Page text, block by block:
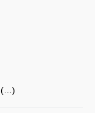
Omar Khayyâm (غياث الدين ابو الفتح عمر بن (…)